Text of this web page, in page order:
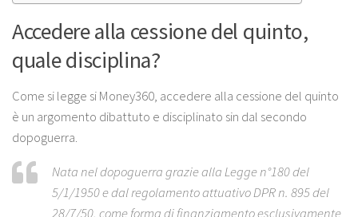
Accedere alla cessione del quinto,
quale disciplina?
Come si legge si Money360, accedere alla cessione del quinto
è un argomento dibattuto e disciplinato sin dal secondo
dopoguerra.
Nata nel dopoguerra grazie alla Legge n°180 del
5/1/1950 e dal regolamento attuativo DPR n. 895 del
28/7/50, come forma di finanziamento esclusivamente